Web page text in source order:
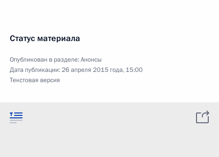
Статус материала
Опубликован в разделе:Анонсы
Дата публикации:26 апреля 2015 года, 15:00
Текстовая версия